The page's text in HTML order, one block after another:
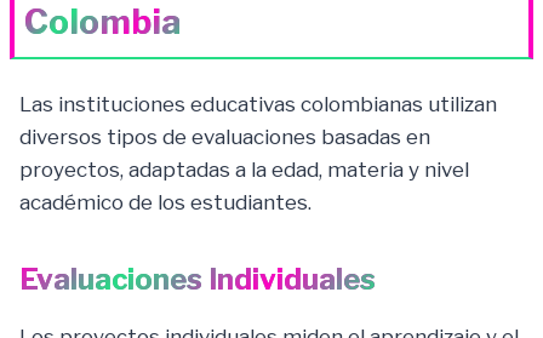
Colombia
Las instituciones educativas colombianas utilizan
diversos tipos de evaluaciones basadas en
proyectos, adaptadas a la edad, materia y nivel
académico de los estudiantes.
Evaluaciones Individuales